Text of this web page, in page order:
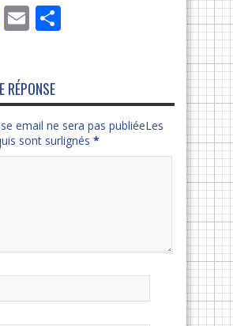
Mastodon
Email
RÉPONSE
email ne sera pas publiéeLes
sont surlignés *